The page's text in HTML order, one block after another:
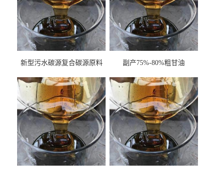
新型污水碳源复合碳源原料
副产75%-80%粗甘油